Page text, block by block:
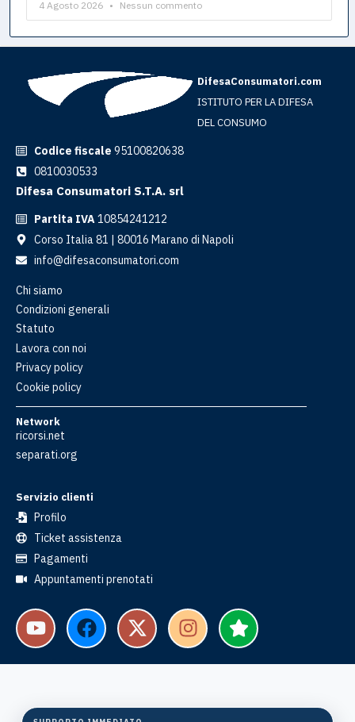
4 Agosto 2026 Nessun commento
DifesaConsumatori.com
ISTITUTO PER LA DIFESA
DEL CONSUMO
Codice fiscale 95100820638
0810030533
Difesa Consumatori S.T.A. srl
Partita IVA10854241212
Corso Italia 81 | 80016 Marano di Napoli
info@difesaconsumatori.com
Chi siamo
Condizioni generali
Statuto
Lavora con noi
Privacy policy
Cookie policy
Network
ricorsi.net
separati.org
Servizio clienti
Profilo
Ticket assistenza
Pagamenti
Appuntamenti prenotati